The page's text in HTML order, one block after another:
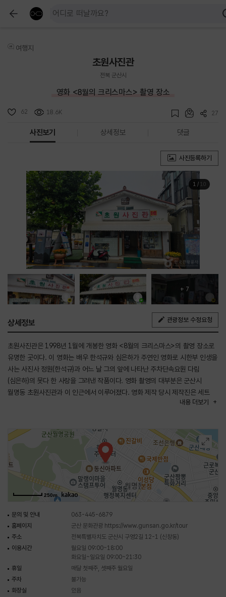
여행지
초원사진관
전북 군산시
영화 <8월의 크리스마스> 촬영 장소
62 18.6K 27
사진보기 상세정보 댓글
사진등록하기
1/ 10
+ 7
상세정보 관광정보 수정요청
초원사진관은 1998년 1월에 개봉한 영화 <8월의 크리스마스>의 촬영 장소로
유명한 곳이다. 이 영화는 배우 한석규와 심은하가 주연인 영화로 시한부 인생을
사는 사진사 정원(한석규)과 어느 날 그의 앞에 나타난 주차단속요원 다림
(심은하)의 못다 한 사랑을 그려낸 작품이다. 영화 촬영의 대부분은 군산시
월명동 초원사진관과 이 인근에서 이루어졌다. 영화 제작 당시 제작진은 세트
촬영을 배제하기로 하고 전국의 사진관을 찾아보았지만 마땅한 장소를 찾지
개조하였다. 초원사진관이라는 이름은 주연 배우인 한석규가 지은 것인데 그가
어릴 적에 살던 동네 사진관의 이름이라고 한다. 촬영이 끝난 뒤 초원사진관은
차고 주인과의 약속대로 철거되었다가 이후 군산시가 다시 복원해 방문하는
사람들을 위해 무료 개방을 하고 있다. 초원 사진관에는 영화 속에 등장했던
사진기와 선풍기, 앨범 등이 고스란히 전시되어 있다.
내용 더보기
250m
문의 및 안내
063-445-6879
홈페이지
군산 문화관광 https://www.gunsan.go.kr/tour
주소
전북특별자치도 군산시 구영2길 12-1 (신창동)
이용시간
월요일 09:00~18:00
화요일~일요일 09:00~21:30
휴일
매달 첫째주, 셋째주 월요일
주차
불가능
화장실
있음